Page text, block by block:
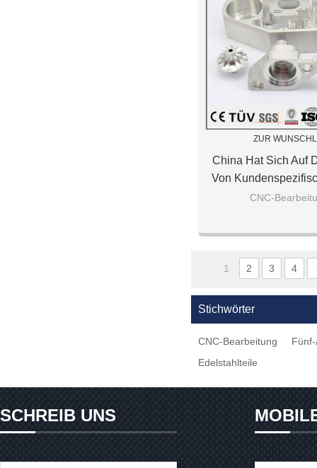
ZUR
China Hat Sich Auf
Von
CNC-
1 2 3 4
Stichwörter
CNC-Bearbeitung
Edelstahlteile
SCHREIB UNS